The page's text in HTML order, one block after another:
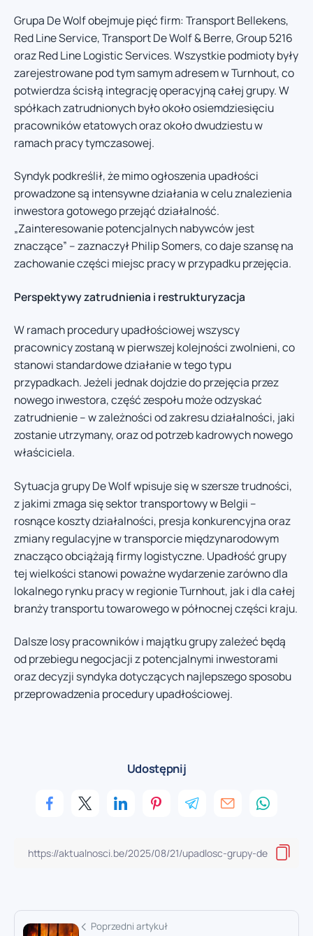
Grupa De Wolf obejmuje pięć firm: Transport Bellekens,
Red Line Service, Transport De Wolf & Berre, Group 5216
oraz Red Line Logistic Services. Wszystkie podmioty były
zarejestrowane pod tym samym adresem w Turnhout, co
potwierdza ścisłą integrację operacyjną całej grupy. W
spółkach zatrudnionych było około osiemdziesięciu
pracowników etatowych oraz około dwudziestu w
ramach pracy tymczasowej.
Syndyk podkreślił, że mimo ogłoszenia upadłości
prowadzone są intensywne działania w celu znalezienia
inwestora gotowego przejąć działalność.
„Zainteresowanie potencjalnych nabywców jest
znaczące” – zaznaczył Philip Somers, co daje szansę na
zachowanie części miejsc pracy w przypadku przejęcia.
Perspektywy zatrudnienia i restrukturyzacja
W ramach procedury upadłościowej wszyscy
pracownicy zostaną w pierwszej kolejności zwolnieni, co
stanowi standardowe działanie w tego typu
przypadkach. Jeżeli jednak dojdzie do przejęcia przez
nowego inwestora, część zespołu może odzyskać
zatrudnienie – w zależności od zakresu działalności, jaki
zostanie utrzymany, oraz od potrzeb kadrowych nowego
właściciela.
Sytuacja grupy De Wolf wpisuje się w szersze trudności,
z jakimi zmaga się sektor transportowy w Belgii –
rosnące koszty działalności, presja konkurencyjna oraz
zmiany regulacyjne w transporcie międzynarodowym
znacząco obciążają firmy logistyczne. Upadłość grupy
tej wielkości stanowi poważne wydarzenie zarówno dla
lokalnego rynku pracy w regionie Turnhout, jak i dla całej
branży transportu towarowego w północnej części kraju.
Dalsze losy pracowników i majątku grupy zależeć będą
od przebiegu negocjacji z potencjalnymi inwestorami
oraz decyzji syndyka dotyczących najlepszego sposobu
przeprowadzenia procedury upadłościowej.
Udostępnij
Poprzedni artykuł